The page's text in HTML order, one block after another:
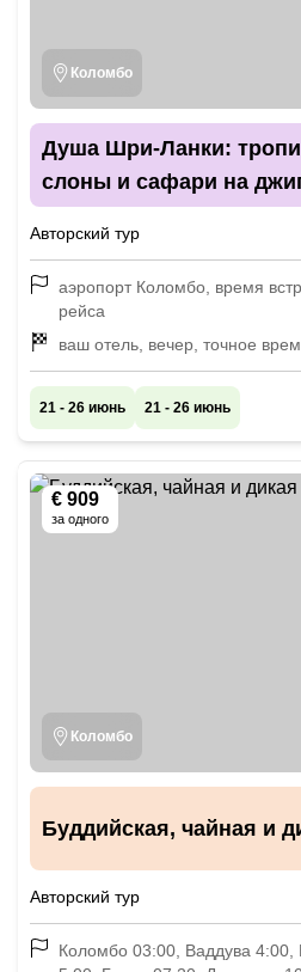
Коломбо
Душа Шри-Ланки:
слоны и сафари на
Авторский тур
аэропорт Коломбо, время
рейса
ваш отель, вечер, точное
21 - 26 июнь 21 - 26 июнь
€ 909
за одного
Коломбо
Буддийская, чайная и
Авторский тур
Коломбо 03:00, Ваддува 4:00,